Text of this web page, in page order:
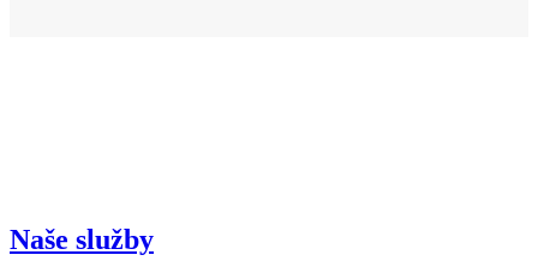
Naše služby